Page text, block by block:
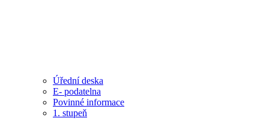
Úřední deska
E- podatelna
Povinné informace
1. stupeň